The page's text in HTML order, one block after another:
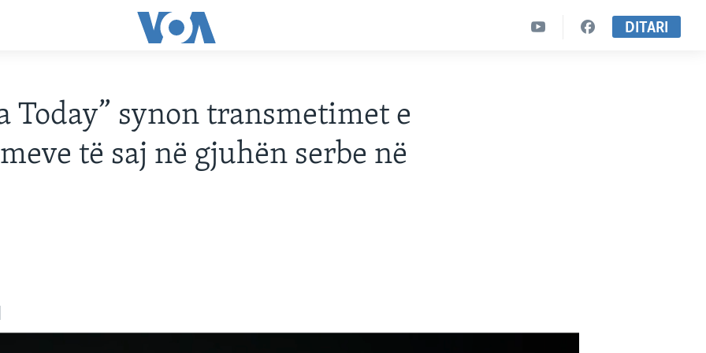
DITARI
Today” synon transmetimet e
të saj në gjuhën serbe në